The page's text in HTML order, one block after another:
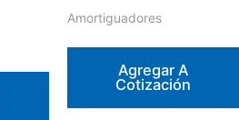
Amortiguadores
Agregar A
Cotización